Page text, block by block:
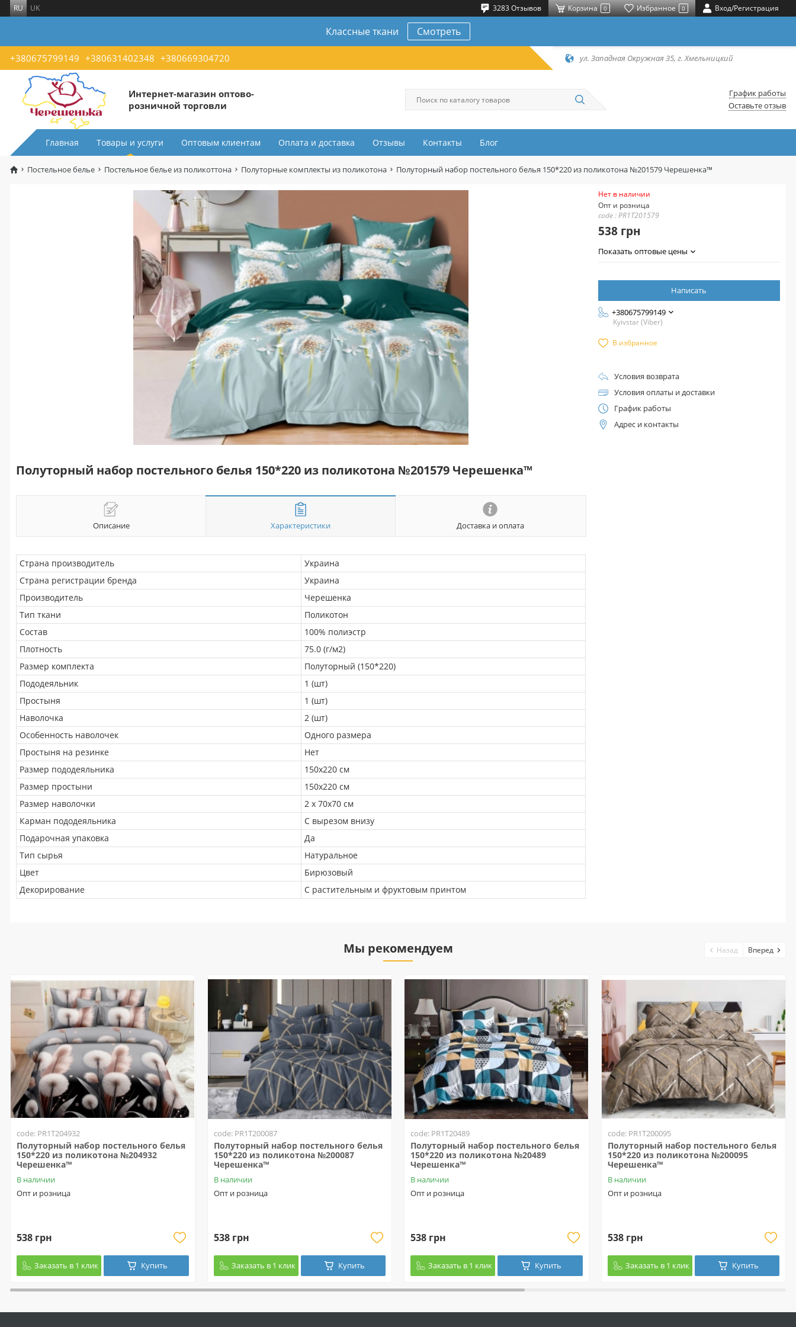
RU UK 3283 Отзывов Корзина 0 Избранное 0 Вход/Регистрация
Классные ткани Смотреть
+380675799149 +380631402348 +380669304720 ул. Западная Окружная 35, г. Хмельницкий
Интернет-магазин оптово-
розничной торговли
График работы
Оставьте отзыв
Главная Товары и услуги Оптовым клиентам Оплата и доставка Отзывы Контакты Блог
Постельное белье Постельное белье из поликоттона Полуторные комплекты из поликотона Полуторный набор постельного белья 150*220 из поликотона №201579 Черешенка™
Полуторный набор постельного белья 150*220 из поликотона №201579 Черешенка™
Описание Характеристики Доставка и оплата
Страна производитель
Украина
Страна регистрации бренда
Украина
Производитель
Черешенка
Тип ткани
Поликотон
Состав
100% полиэстр
Плотность
75.0 (г/м2)
Размер комплекта
Полуторный (150*220)
Пододеяльник
1 (шт)
Простыня
1 (шт)
Наволочка
2 (шт)
Особенность наволочек
Одного размера
Простыня на резинке
Нет
Размер пододеяльника
150х220 см
Размер простыни
150х220 см
Размер наволочки
2 х 70х70 см
Карман пододеяльника
С вырезом внизу
Подарочная упаковка
Да
Тип сырья
Натуральное
Цвет
Бирюзовый
Декорирование
С растительным и фруктовым принтом
Нет в наличии
Опт и розница
code : PR1T201579
538 грн
Показать оптовые цены
Написать
+380675799149
Kyivstar (Viber)
В избранное
Условия возврата
Условия оплаты и доставки
График работы
Адрес и контакты
Мы рекомендуем
code: PR1T204932
Полуторный набор постельного белья
150*220 из поликотона №204932
Черешенка™
В наличии
Опт и розница
538 грн
Заказать в 1 клик Купить
code: PR1T200087
Полуторный набор постельного белья
150*220 из поликотона №200087
Черешенка™
В наличии
Опт и розница
538 грн
Заказать в 1 клик Купить
code: PR1T20489
Полуторный набор постельного белья
150*220 из поликотона №20489
Черешенка™
В наличии
Опт и розница
538 грн
Заказать в 1 клик Купить
code: PR1T200095
Полуторный набор постельного белья
150*220 из поликотона №200095
Черешенка™
В наличии
Опт и розница
538 грн
Заказать в 1 клик Купить
Назад Вперед